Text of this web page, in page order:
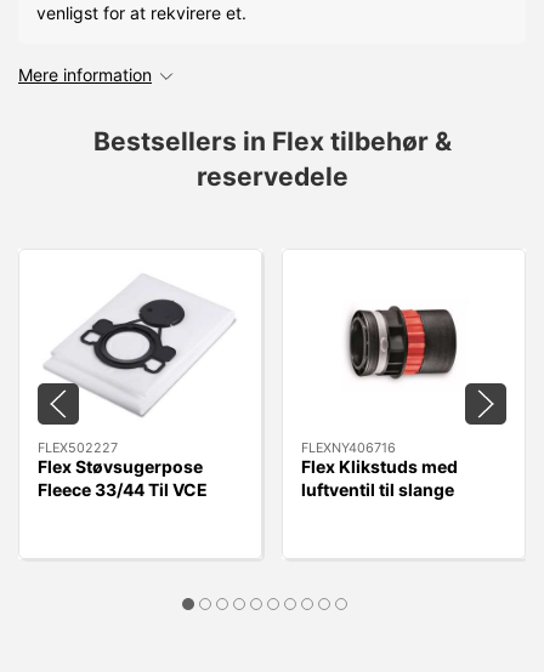
venligst for at rekvirere et.
Mere information
Bestsellers in Flex tilbehør &
reservedele
FLEX502227
Flex Støvsugerpose
Fleece 33/44 Til VCE
FLEXNY406716
Flex Klikstuds med
luftventil til slange